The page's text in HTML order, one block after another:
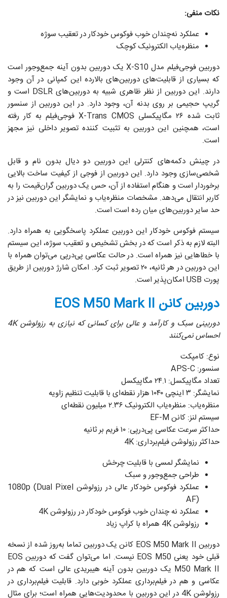
نکات منفی:
عملکرد نه‌چندان خوب فوکوس خودکار در تعقیب سوژه
منظره‌یاب الکترونیک کوچک
دوربین فوجی‌فیلم مدل X-S10 یک دوربین بدون آینه جمع‌وجور است
که بسیاری از قابلیت‌های دوربین‌های بالارده این کمپانی در آن وجود
دارند. این دوربین از نظر ظاهری شبیه به دوربین‌های DSLR است و
گریپ حجیمی بر روی بدنه آن، وجود دارد. در این دوربین از سنسور
ثابت شده ۲۶ مگاپیکسلی X-Trans CMOS فوجی‌فیلم به کار رفته
است، همچنین این دوربین به تثبیت کننده تصویر داخلی نیز مجهز
است.
در چینش دکمه‌های کنترلی این دوربین دو دیال بدون نام و قابل
شخصی‌سازی وجود دارد. این دوربین از فوجی از کیفیت ساخت بالایی
برخوردار است و هنگام استفاده از آن، حس یک دوربین گران‌قیمت را به
کاربر انتقال می‌دهد. مشخصات منظره‌یاب و نمایشگر این دوربین نیز در
حد سایر دوربین‌های میان رده است است.
سیستم فوکوس خودکار این دوربین عملکرد پاسخگویی به همراه دارد.
البته لازم‌ به ذکر است که در بخش تشخیص و تعقیب سوژه، این سیستم
با خطاهایی نیز همراه است. در حالت عکاسی پی‌در‌پی می‌توان همراه با
این دوربین در هر ثانیه، ۲۰ تصویر ثبت کرد. امکان شارژ دوربین از طریق
پورت USB امکان‌پذیر است.
دوربین کانن EOS M50 Mark II
دوربینی سبک و کارآمد و عالی برای کسانی که نیازی به رزولوشن 4K
احساس نمی‌کنند
نوع: کامپکت
سنسور: APS-C
تعداد مگاپیکسل: ۲۴.۱ مگاپیکسل
نمایشگر: ۳ اینچی ۱۰۴۰ هزار نقطه‌ای با قابلیت تنظیم زاویه
منظره‌یاب: منظره‌یاب الکترونیک ۲.۳۶ میلیون نقطه‌ای
سیستم لنز: کانن EF-M
حداکثر سرعت عکاسی پی‌درپی: ۱۰ فریم بر ثانیه
حداکثر رزولوشن فیلم‌برداری: 4K
نمایشگر لمسی با قابلیت چرخش
طراحی جمع‌وجور و سبک
عملکرد فوکوس خودکار عالی در رزولوشن 1080p (Dual Pixel
AF)
عملکرد نه چندان خوب فوکوس خودکار در رزولوشن 4K
رزولوشن 4K همراه با کراپ زیاد
دوربین EOS M50 Mark II کانن یک دوربین‌ تماما به‌روز شده از نسخه
قبلی خود یعنی EOS M50 نیست. اما می‌توان گفت که دوربین EOS
M50 Mark II یک دوربین بدون آینه هیبریدی عالی است که هم در
عکاسی و هم در فیلم‌برداری عملکرد خوبی دارد. قابلیت‌ فیلم‌برداری در
رزولوشن 4K در این دوربین با محدودیت‌هایی همراه است؛ برای مثال